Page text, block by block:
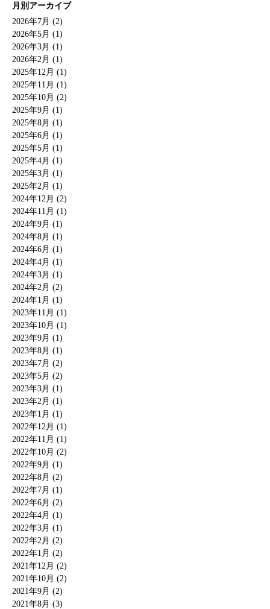
月別アーカイブ
2026年7月 (2)
2026年5月 (1)
2026年3月 (1)
2026年2月 (1)
2025年12月 (1)
2025年11月 (1)
2025年10月 (2)
2025年9月 (1)
2025年8月 (1)
2025年6月 (1)
2025年5月 (1)
2025年4月 (1)
2025年3月 (1)
2025年2月 (1)
2024年12月 (2)
2024年11月 (1)
2024年9月 (1)
2024年8月 (1)
2024年6月 (1)
2024年4月 (1)
2024年3月 (1)
2024年2月 (2)
2024年1月 (1)
2023年11月 (1)
2023年10月 (1)
2023年9月 (1)
2023年8月 (1)
2023年7月 (2)
2023年5月 (2)
2023年3月 (1)
2023年2月 (1)
2023年1月 (1)
2022年12月 (1)
2022年11月 (1)
2022年10月 (2)
2022年9月 (1)
2022年8月 (2)
2022年7月 (1)
2022年6月 (2)
2022年4月 (1)
2022年3月 (1)
2022年2月 (2)
2022年1月 (2)
2021年12月 (2)
2021年10月 (2)
2021年9月 (2)
2021年8月 (3)